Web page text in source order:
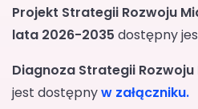
Projekt Strategii Rozwoju
lata 2026-2035 dostępny
Diagnoza Strategii
jest dostępnyw załączniku.